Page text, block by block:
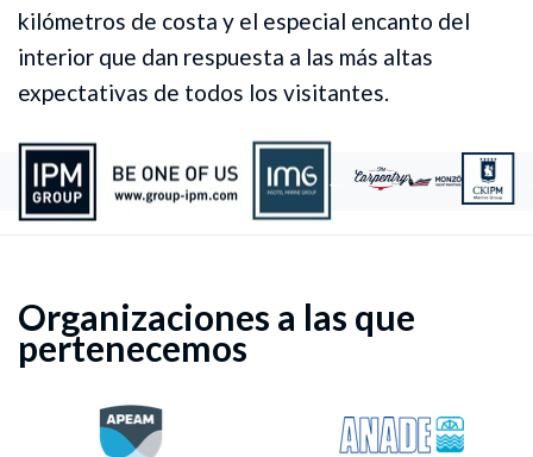
kilómetros de costa y el especial encanto del
interior que dan respuesta a las más altas
expectativas de todos los visitantes.
Organizaciones a las que
pertenecemos